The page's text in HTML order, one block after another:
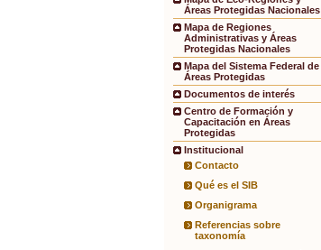
Áreas Protegidas Nacionales
Mapa de Regiones
Administrativas y Áreas
Protegidas Nacionales
Mapa del Sistema Federal de
Áreas Protegidas
Documentos de interés
Centro de Formación y
Capacitación en Áreas
Protegidas
Institucional
Contacto
Qué es el SIB
Organigrama
Referencias sobre
taxonomía